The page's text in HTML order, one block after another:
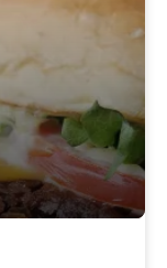
L AX
tomat,
fetaost
räkor
tofu 13€